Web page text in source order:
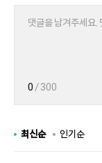
0/ 300
최신순 인기순